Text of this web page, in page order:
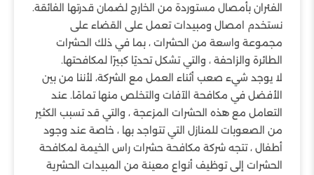
الفئران بأمصال مستوردة من الخارج لضمان قدرتها الفائقة.
نستخدم امصال ومبيدات تعمل على القضاء على
مجموعة واسعة من الحشرات ، بما في ذلك الحشرات
الطائرة والزاحفة ، والتي تشكل تحديًا كبيرًا لمكافحتها.
لا يوجد شيء صعب أثناء العمل مع الشركة، لأننا من بين
الأفضل في مكافحة الآفات والتخلص منها تمامًا. عند
التعامل مع هذه الحشرات المزعجة ، والتي قد تسبب الكثير
من الصعوبات للمنازل التي تتواجد بها ، خاصة عند وجود
أطفال ، تتجه شركة مكافحة حشرات راس الخيمة لمكافحة
الحشرات إلى توظيف أنواع معينة من المبيدات الحشرية